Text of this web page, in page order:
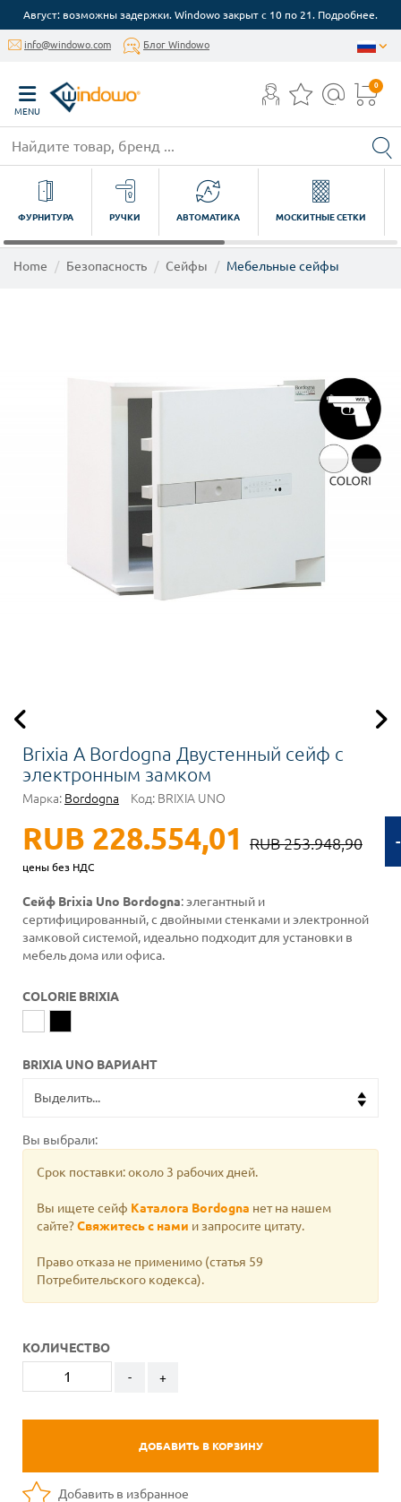
Август: возможны задержки. Windowo закрыт с 10 по 21. Подробнее.
info@windowo.com Блог Windowo
MENU
0
ФУРНИТУРА РУЧКИ АВТОМАТИКА МОСКИТНЫЕ СЕТКИ
Home Безопасность Сейфы Мебельные сейфы
Brixia A Bordogna Двустенный сейф с
электронным замком
Марка: Bordogna Код: BRIXIA UNO
RUB 228.554,01 RUB 253.948,90
цены без НДС
Сейф Brixia Uno Bordogna: элегантный и
сертифицированный, с двойными стенками и электронной
замковой системой, идеально подходит для установки в
мебель дома или офиса.
COLORIE BRIXIA
BRIXIA UNO ВАРИАНТ
Вы выбрали:
Срок поставки: около 3 рабочих дней.
Вы ищете сейф Каталога Bordogna нет на нашем
сайте?Свяжитесь с нами и запросите цитату.
Право отказа не применимо (статья 59
Потребительского кодекса).
КОЛИЧЕСТВО
- +
ДОБАВИТЬ В КОРЗИНУ
Добавить в избранное